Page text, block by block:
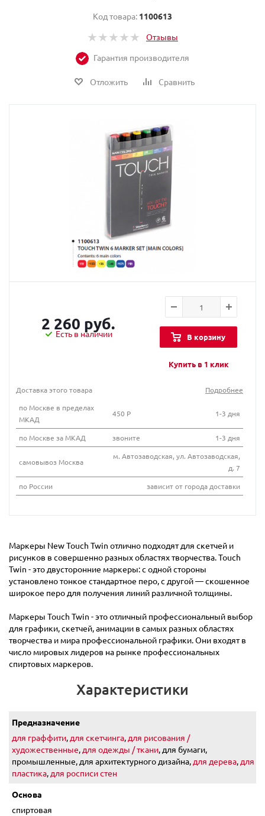
Код товара: 1100613
Отзывы
Гарантия производителя
Отложить Сравнить
2 260 руб.
Есть в наличии В корзину
Купить в 1 клик
Доставка этого товара
Подробнее
по Москве в пределах
МКАД
450 Р 1-3 дня
по Москве за МКАД звоните 1-3 дня
самовывоз Москва
м. Автозаводская, ул. Автозаводская,
д. 7
по России
зависит от города доставки
Маркеры New Touch Twin отлично подходят для скетчей и
рисунков в совершенно разных областях творчества. Touch
Twin - это двусторонние маркеры: с одной стороны
установлено тонкое стандартное перо, с другой — скошенное
широкое перо для получения линий различной толщины.
Маркеры Touch Twin - это отличный профессиональный выбор
для графики, скетчей, анимации в самых разных областях
творчества и мира профессиональной графики. Они входят в
число мировых лидеров на рынке профессиональных
спиртовых маркеров.
Характеристики
Предназначение
для граффити, для скетчинга, для рисования /
художественные, для одежды / ткани, для бумаги,
промышленные, для архитектурного дизайна, для дерева, для
пластика, для росписи стен
Основа
спиртовая